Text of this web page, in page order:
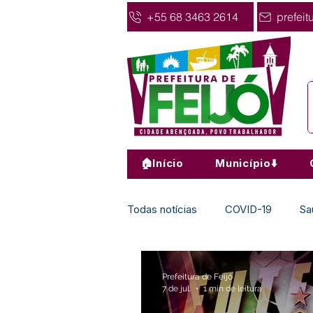
+55 68 3463 2614
🏠Início Município⬇️
Todas notícias COVID-19
Agricultura Nota de Pesar
Prefeitura de Feijó
7 de jul.
1 min de leitura